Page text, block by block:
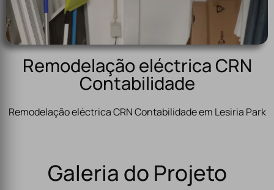
Remodelação eléctrica CRN
Contabilidade
Remodelação eléctrica CRN Contabilidade em Lesiria Park
Galeria do Projeto